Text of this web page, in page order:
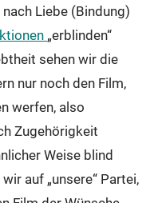
Liebe (Bindung)
„erblinden“
sehen wir die
nur noch den Film,
werfen, also
Zugehörigkeit
Weise blind
auf „unsere“ Partei,